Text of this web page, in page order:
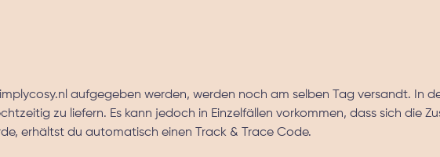
aufgegeben werden, werden noch am selben Tag versandt. In
zu liefern. Es kann jedoch in Einzelfällen vorkommen, dass sich die
erhältst du automatisch einen Track & Trace Code.